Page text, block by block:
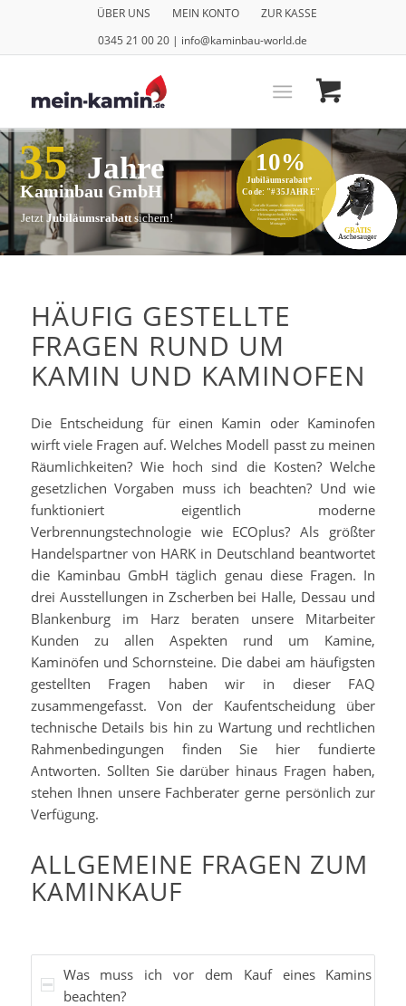
ÜBER UNS MEIN KONTO
ZUR KASSE
0345 21 00 20 | info@kaminbau-world.de
Kaminbau GmbH
35 Jahre
JetztJubiläumsrabattsichern!
10%
Jubiläumsrabatt*
*auf alle Kamine, Kaminöfen und
Kachelöfen, ausgenommen, Zubehör,
Heizungstechnik, E-Feuer,
Finanzierungen mit 2,9 % u.
Montagen
Code: "#35JAHRE"
GRATIS
+
Aschesauger
HÄUFIG GESTELLTE
FRAGEN RUND UM
KAMIN UND KAMINOFEN
Die Entscheidung für einen Kamin oder Kaminofen
wirft viele Fragen auf. Welches Modell passt zu meinen
Räumlichkeiten? Wie hoch sind die Kosten? Welche
gesetzlichen Vorgaben muss ich beachten? Und wie
funktioniert eigentlich moderne
Verbrennungstechnologie wie ECOplus? Als größter
Handelspartner von HARK in Deutschland beantwortet
die Kaminbau GmbH täglich genau diese Fragen. In
drei Ausstellungen in Zscherben bei Halle, Dessau und
Blankenburg im Harz beraten unsere Mitarbeiter
Kunden zu allen Aspekten rund um Kamine,
Kaminöfen und Schornsteine. Die dabei am häufigsten
gestellten Fragen haben wir in dieser FAQ
zusammengefasst. Von der Kaufentscheidung über
technische Details bis hin zu Wartung und rechtlichen
Rahmenbedingungen finden Sie hier fundierte
Antworten. Sollten Sie darüber hinaus Fragen haben,
stehen Ihnen unsere Fachberater gerne persönlich zur
Verfügung.
ALLGEMEINE FRAGEN ZUM
KAMINKAUF
Was muss ich vor dem Kauf eines Kamins
beachten?